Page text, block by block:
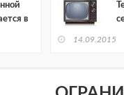
в
14.09.2015